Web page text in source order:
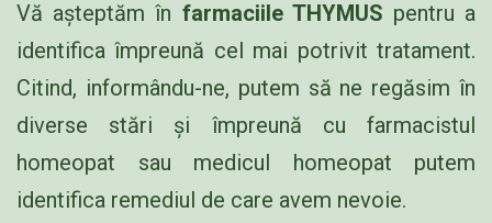
Vă așteptăm în farmaciile THYMUS pentru a
identifica împreună cel mai potrivit tratament.
Citind, informându-ne, putem să ne regăsim în
diverse stări și împreună cu farmacistul
homeopat sau medicul homeopat putem
identifica remediul de care avem nevoie.